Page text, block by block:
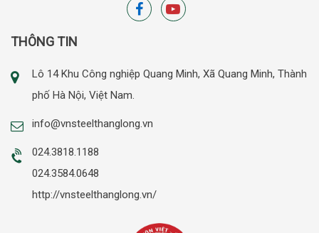
THÔNG TIN
Lô 14 Khu Công nghiệp Quang Minh, Xã Quang Minh, Thành
phố Hà Nội, Việt Nam.
info@vnsteelthanglong.vn
024.3818.1188
024.3584.0648
http://vnsteelthanglong.vn/